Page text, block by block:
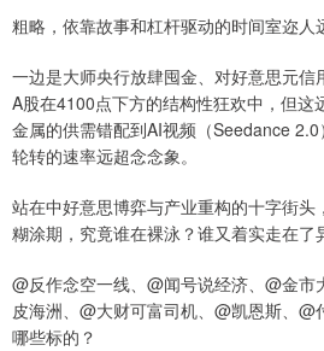
粗略，依靠故事和杠杆驱动的时间室迩人
一边是大师央行放肆囤金、对好意思元信
A股在4100点下方的结构性狂欢中，但这
金属的供需错配到AI视频（Seedance
轮转的速率远超念念象。
站在中好意思博弈与产业重构的十字街头
糊涂期，究竟谁在裸泳？谁又着实走在了
@反作念空一线、@闻号说经济、@金
皮海洲、@大财可富司机、@凯恩斯、@
哪些标的？